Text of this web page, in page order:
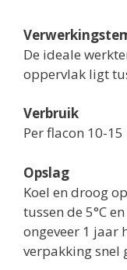
De ideale
oppervlak ligt
Verbruik
Per flacon 10-15
Opslag
Koel en droog
tussen de 5°C
ongeveer 1 jaar
verpakking snel